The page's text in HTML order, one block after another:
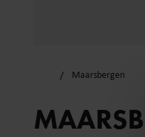
Maarsbergen